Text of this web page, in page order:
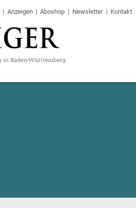
Anzeigen Aboshop Newsletter Kontakt